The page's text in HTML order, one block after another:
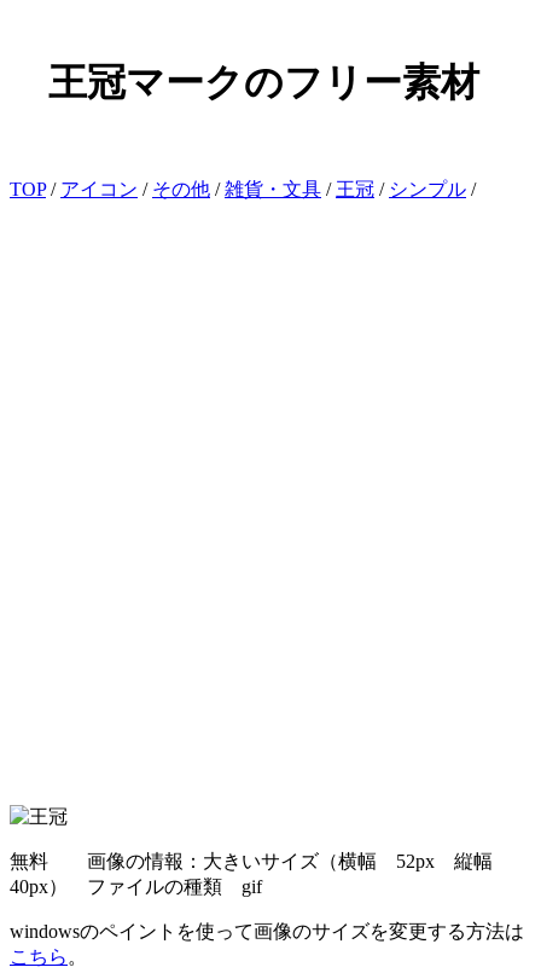
王冠マークのフリー素材
TOP/ アイコン / その他 /雑貨・文具 / 王冠 / シンプル /
無料 画像の情報：大きいサイズ（横幅 52px 縦幅
40px） ファイルの種類 gif
windowsのペイントを使って画像のサイズを変更する方法は
こちら 。